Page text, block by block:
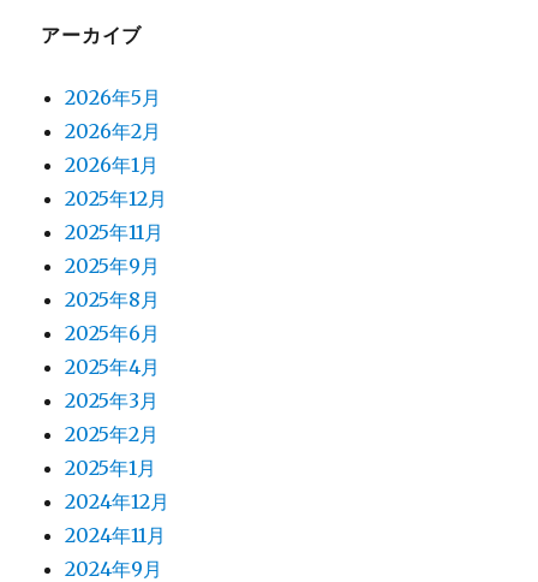
アーカイブ
2026年5月
2026年2月
2026年1月
2025年12月
2025年11月
2025年9月
2025年8月
2025年6月
2025年4月
2025年3月
2025年2月
2025年1月
2024年12月
2024年11月
2024年9月